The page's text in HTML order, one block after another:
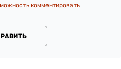
комментировать